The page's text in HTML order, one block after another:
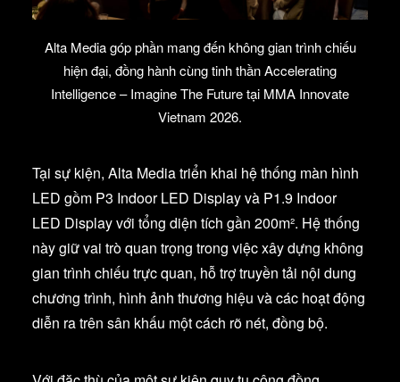
Alta Media góp phần mang đến không gian trình chiếu
hiện đại, đồng hành cùng tinh thần Accelerating
Intelligence – Imagine The Future tại MMA Innovate
Vietnam 2026.
Tại sự kiện, Alta Media triển khai hệ thống màn hình
LED gồm P3 Indoor LED Display và P1.9 Indoor
LED Display với tổng diện tích gần 200m². Hệ thống
này giữ vai trò quan trọng trong việc xây dựng không
gian trình chiếu trực quan, hỗ trợ truyền tải nội dung
chương trình, hình ảnh thương hiệu và các hoạt động
diễn ra trên sân khấu một cách rõ nét, đồng bộ.